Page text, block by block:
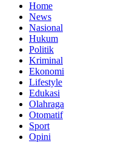
Home
News
Nasional
Hukum
Politik
Kriminal
Ekonomi
Lifestyle
Edukasi
Olahraga
Otomatif
Sport
Opini